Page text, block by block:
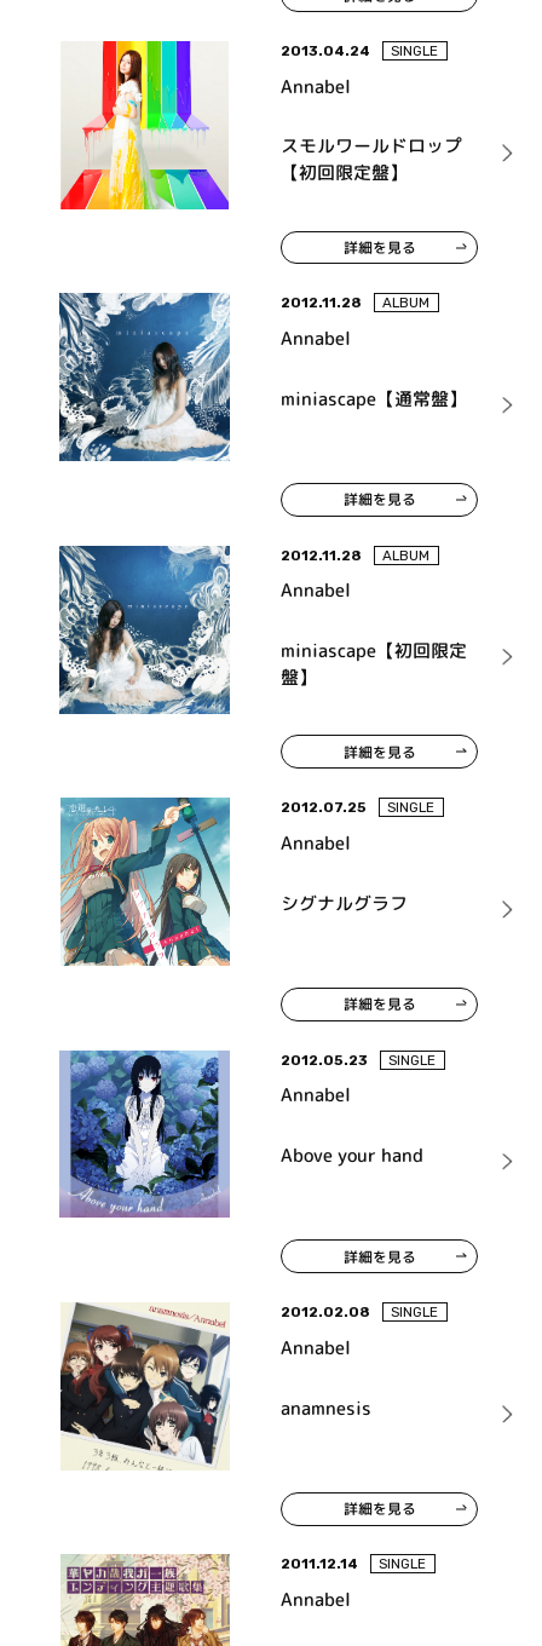
2013.04.24 SINGLE
Annabel
スモルワールドロップ
【初回限定盤】
詳細を見る
2012.11.28 ALBUM
Annabel
miniascape【通常盤】
詳細を見る
2012.11.28 ALBUM
Annabel
miniascape【初回限定
盤】
詳細を見る
2012.07.25 SINGLE
Annabel
シグナルグラフ
詳細を見る
2012.05.23 SINGLE
Annabel
Above your hand
詳細を見る
2012.02.08 SINGLE
Annabel
anamnesis
詳細を見る
2011.12.14 SINGLE
Annabel